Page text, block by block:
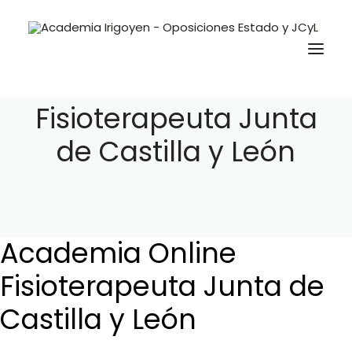
Oposiciones
Preguntas Frecuentes
BuscaOpos 🔎
Fisioterapeuta Junta
de Castilla y León
Academia Online
Fisioterapeuta Junta de
Castilla y León